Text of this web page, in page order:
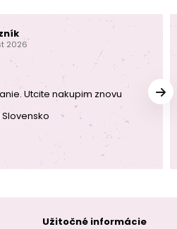
2026
Utcite nakupim znovu
Užitočné informácie